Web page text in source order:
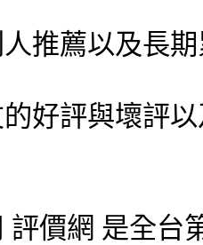
推薦以及長
好評與壞評
評價網 是全台